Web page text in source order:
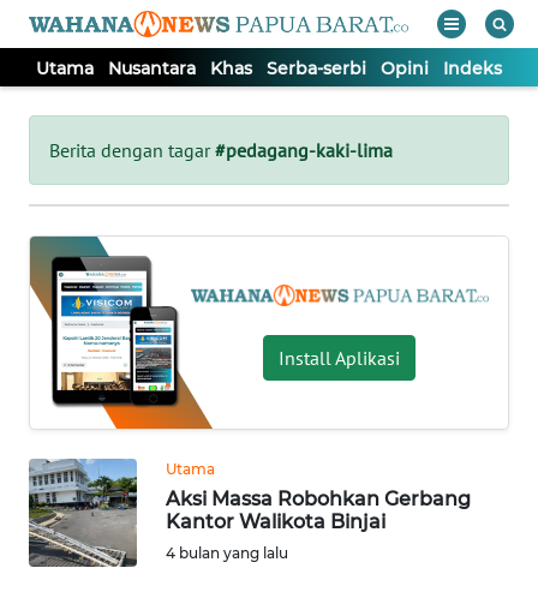
Utama Nusantara Khas Serba-serbi Opini Indeks
Berita dengan tagar#pedagang-kaki-lima
Install Aplikasi
Utama
Aksi Massa Robohkan Gerbang
Kantor Walikota Binjai
4 bulan yang lalu
Tutup
UTAMA
NUSANTARA
KHAS
SERBA-
SERBI
OPINI
Informasi